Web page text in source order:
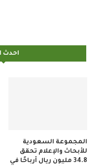
احدث
المجموعة السعودية
للأبحاث والإعلام تحقق
34.8 مليون ريال أرباحًا في